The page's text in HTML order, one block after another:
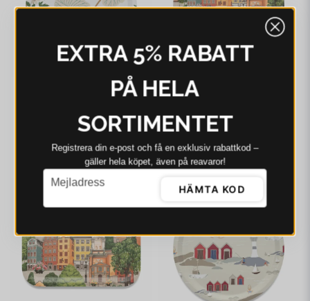
Arvidssons Kärrleken
offwhite/grön rund
I webblager - 4-8 dagar
ARVIDSSONS
Arvidssons Stortorget
rund bricka
348 kr
236 kr
I webblager - 4-8 dagar
EXTRA 5% RABATT
PÅ HELA
SORTIMENTET
Registrera din e‑post och få en exklusiv rabattkod –
gäller hela köpet, även på reavaror!
email
Mejladress
HÄMTA KOD